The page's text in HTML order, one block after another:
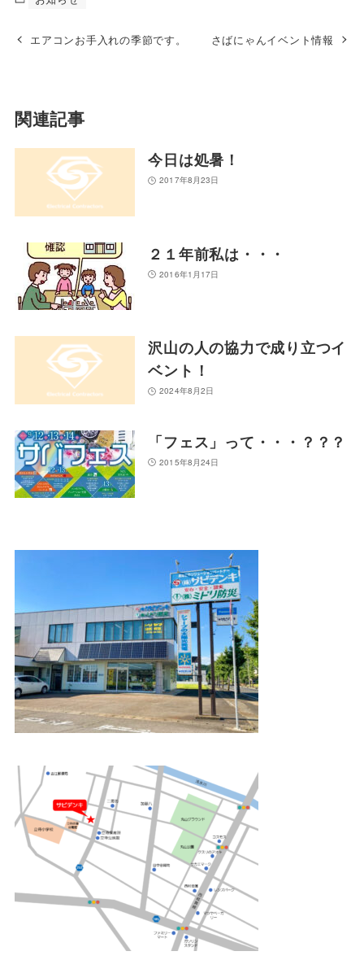
エアコンお手入れの季節です。 さばにゃんイベント情報
関連記事
今日は処暑！
2017年8月23日
２１年前私は・・・
2016年1月17日
沢山の人の協力で成り立つイ
ベント！
2024年8月2日
「フェス」って・・・？？？
2015年8月24日